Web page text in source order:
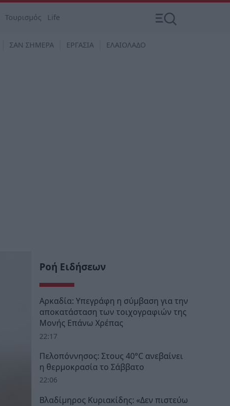
Τουρισμός Life
ΣΑΝ ΣΗΜΕΡΑ ΕΡΓΑΣΙΑ ΕΛΑΙΟΛΑΔΟ
Ροή Ειδήσεων
Αρκαδία: Υπεγράφη η σύμβαση για την
αποκατάσταση των τοιχογραφιών της
Μονής Επάνω Χρέπας
22:17
Πελοπόννησος: Στους 40°C ανεβαίνει
η θερμοκρασία το Σάββατο
22:06
Βλαδίμηρος Κυριακίδης: «Δεν πιστεύω